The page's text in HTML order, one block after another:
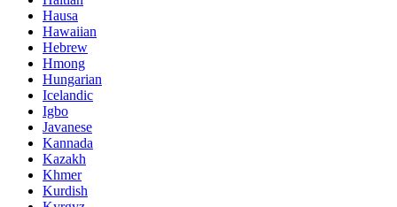
Hausa
Hawaiian
Hebrew
Hmong
Hungarian
Icelandic
Igbo
Javanese
Kannada
Kazakh
Khmer
Kurdish